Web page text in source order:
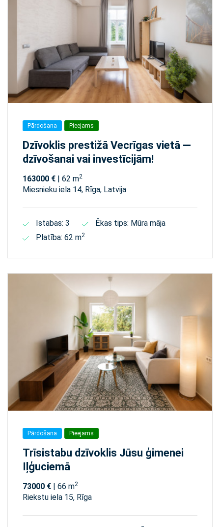
Pārdošana Pieejams
Dzīvoklis prestižā Vecrīgas vietā —
dzīvošanai vai investīcijām!
163000 € | 62 m2
Miesnieku iela 14, Rīga, Latvija
Istabas: 3
Ēkas tips: Mūra māja
Platība: 62 m2
Pārdošana Pieejams
Trīsistabu dzīvoklis Jūsu ģimenei
Iļģuciemā
73000 € | 66 m2
Riekstu iela 15, Rīga